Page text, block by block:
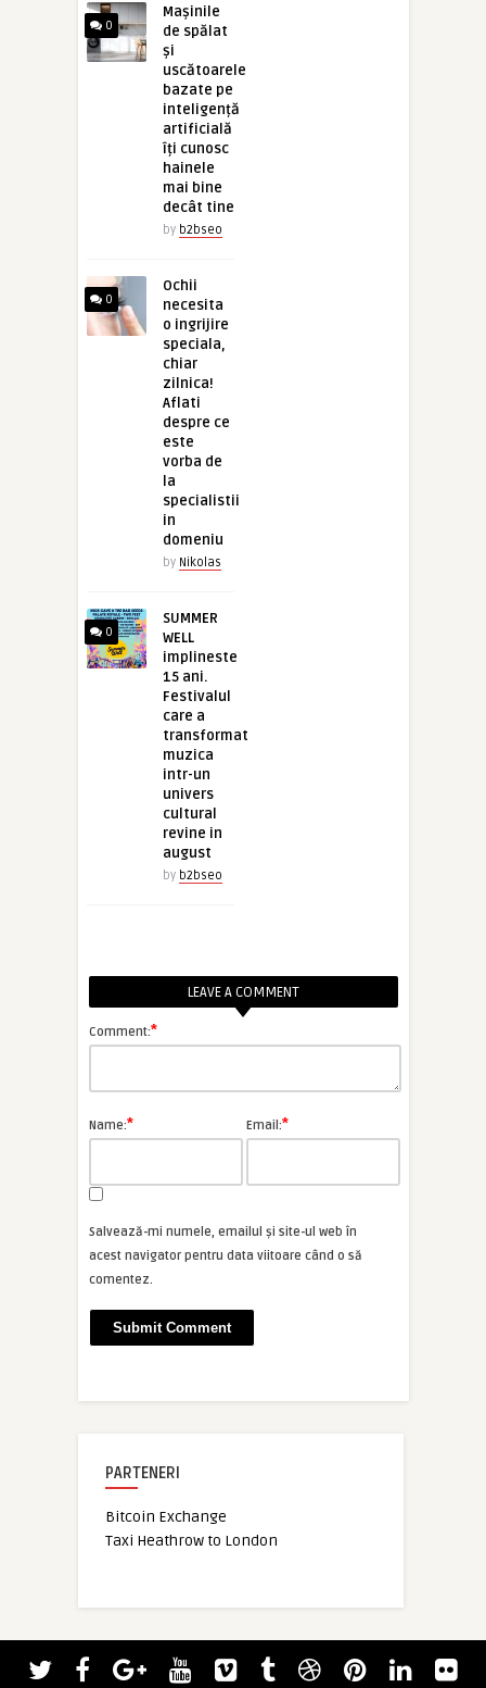
0
Mașinile
de spălat
și
uscătoarele
bazate pe
inteligență
artificială
îți cunosc
hainele
mai bine
decât tine
by b2bseo
0
Ochii
necesita
o ingrijire
speciala,
chiar
zilnica!
Aflati
despre ce
este
vorba de
la
specialistii
in
domeniu
by Nikolas
0
SUMMER
WELL
implineste
15 ani.
Festivalul
care a
transformat
muzica
intr-un
univers
cultural
revine in
august
by b2bseo
LEAVE A COMMENT
Comment:*
Name:* Email:*
Salvează-mi numele, emailul și site-ul web în
acest navigator pentru data viitoare când o să
comentez.
PARTENERI
Bitcoin Exchange
Taxi Heathrow to London